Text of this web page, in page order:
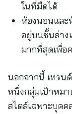
ในที่มืดได้
ห้องนอนและ
อยู่บนชั้นล่าง
มากที่สุดเพื่อ
นอกจากนี้ เทรน
หนึ่งกลุ่มเป้าหม
สไตล์เฉพาะบุคค